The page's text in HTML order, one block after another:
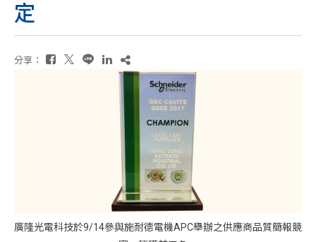
定
分享：
廣隆光電科技於9/14參與施耐德電機APC舉辦之供應商品質簡報競